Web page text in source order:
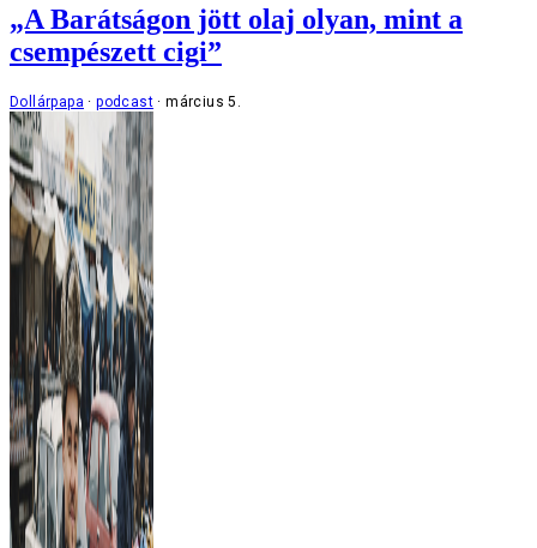
„A Barátságon jött olaj olyan, mint a
csempészett cigi”
Dollárpapa podcast március 5.